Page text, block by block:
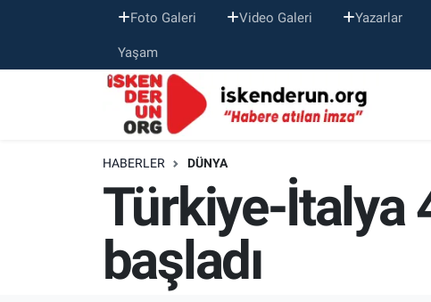
Foto Galeri Video Galeri Yazarlar
Yaşam
HABERLER DÜNYA
Türkiye-İtalya
başladı